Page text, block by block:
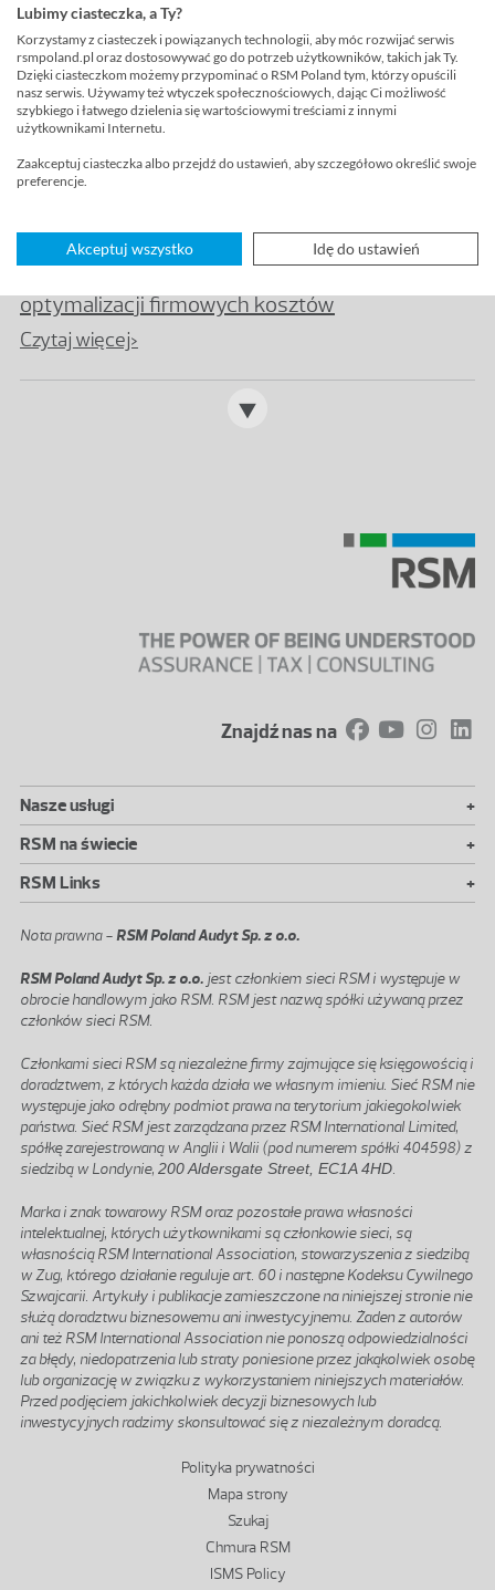
ze standardem ISAE 3402 typu I oraz II?
Czytaj więcej>
Audyt i doradztwo: jak usługi w zakresie audytu
wewnętrznego pomagają w podejmowaniu
decyzji?
optymalizacji firmowych kosztów
Czytaj więcej>
Znajdź nas na
Nasze usługi
+
RSM na świecie
+
RSM Links
+
Nota prawna -RSM Poland Audyt Sp. z o.o.
RSM Poland Audyt Sp. z o.o. jest członkiem sieci RSM i występuje w
obrocie handlowym jako RSM. RSM jest nazwą spółki używaną przez
członków sieci RSM.
Członkami sieci RSM są niezależne firmy zajmujące się księgowością i
doradztwem, z których każda działa we własnym imieniu. Sieć RSM nie
występuje jako odrębny podmiot prawa na terytorium jakiegokolwiek
państwa. Sieć RSM jest zarządzana przez RSM International Limited,
spółkę zarejestrowaną w Anglii i Walii (pod numerem spółki 404598) z
siedzibą w Londynie, 200 Aldersgate Street, EC1A 4HD.
Marka i znak towarowy RSM oraz pozostałe prawa własności
intelektualnej, których użytkownikami są członkowie sieci, są
własnością RSM International Association, stowarzyszenia z siedzibą
w Zug, którego działanie reguluje art. 60 i następne Kodeksu Cywilnego
Szwajcarii. Artykuły i publikacje zamieszczone na niniejszej stronie nie
służą doradztwu biznesowemu ani inwestycyjnemu. Żaden z autorów
ani też RSM International Association nie ponoszą odpowiedzialności
za błędy, niedopatrzenia lub straty poniesione przez jakąkolwiek osobę
lub organizację w związku z wykorzystaniem niniejszych materiałów.
Przed podjęciem jakichkolwiek decyzji biznesowych lub
inwestycyjnych radzimy skonsultować się z niezależnym doradcą.
Polityka prywatności
Mapa strony
Szukaj
Chmura RSM
ISMS Policy
Lubimy ciasteczka, a Ty?
Korzystamy z ciasteczek i powiązanych technologii, aby móc rozwijać serwis
rsmpoland.pl oraz dostosowywać go do potrzeb użytkowników, takich jak Ty.
Dzięki ciasteczkom możemy przypominać o RSM Poland tym, którzy opuścili
nasz serwis. Używamy też wtyczek społecznościowych, dając Ci możliwość
szybkiego i łatwego dzielenia się wartościowymi treściami z innymi
użytkownikami Internetu.
Zaakceptuj ciasteczka albo przejdź do ustawień, aby szczegółowo określić swoje
preferencje.
Akceptuj wszystko Idę do ustawień